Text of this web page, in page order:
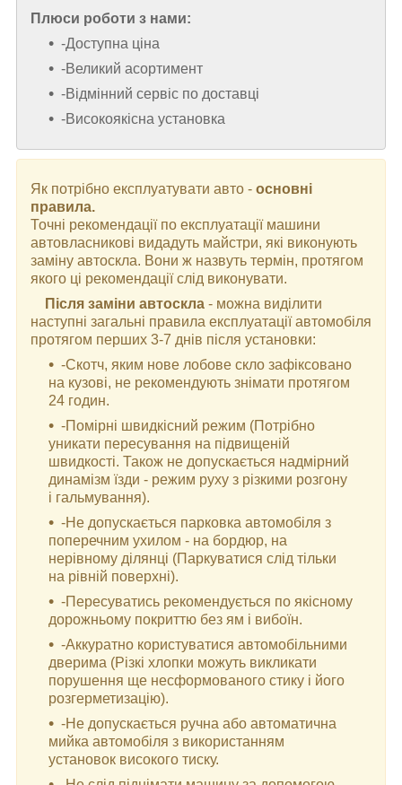
Плюси роботи з нами:
-Доступна ціна
-Великий асортимент
-Відмінний сервіс по доставці
-Високоякісна установка
Як потрібно експлуатувати авто - основні
правила.
Точні рекомендації по експлуатації машини
автовласникові видадуть майстри, які виконують
заміну автоскла. Вони ж назвуть термін, протягом
якого ці рекомендації слід виконувати.
Після заміни автоскла - можна виділити
наступні загальні правила експлуатації автомобіля
протягом перших 3-7 днів після установки:
-Скотч, яким нове лобове скло зафіксовано
на кузові, не рекомендують знімати протягом
24 годин.
-Помірні швидкісний режим (Потрібно
уникати пересування на підвищеній
швидкості. Також не допускається надмірний
динамізм їзди - режим руху з різкими розгону
і гальмування).
-Не допускається парковка автомобіля з
поперечним ухилом - на бордюр, на
нерівному ділянці (Паркуватися слід тільки
на рівній поверхні).
-Пересуватись рекомендується по якісному
дорожньому покриттю без ям і вибоїн.
-Аккуратно користуватися автомобільними
дверима (Різкі хлопки можуть викликати
порушення ще несформованого стику і його
розгерметизацію).
-Не допускається ручна або автоматична
мийка автомобіля з використанням
установок високого тиску.